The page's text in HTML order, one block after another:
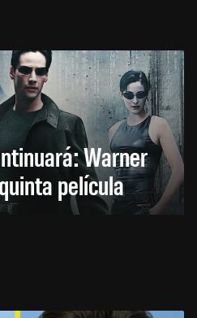
Warner
película